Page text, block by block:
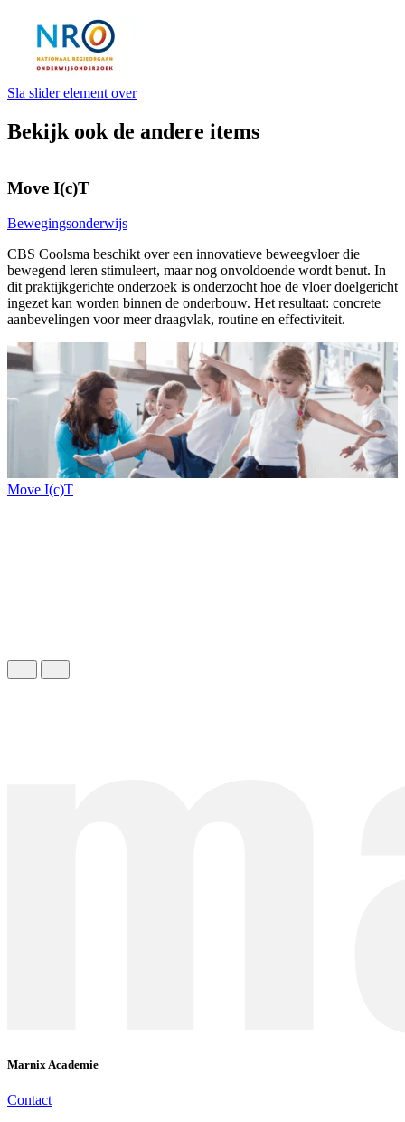
Sla slider element over
Bekijk ook de andere items
Move I(c)T
Bewegingsonderwijs
CBS Coolsma beschikt over een innovatieve beweegvloer die
bewegend leren stimuleert, maar nog onvoldoende wordt benut. In
dit praktijkgerichte onderzoek is onderzocht hoe de vloer doelgericht
ingezet kan worden binnen de onderbouw. Het resultaat: concrete
aanbevelingen voor meer draagvlak, routine en effectiviteit.
Move I(c)T
Marnix Academie
Contact